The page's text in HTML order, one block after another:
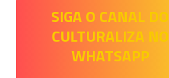
SIGA O CANAL DO
CULTURALIZA NO
WHATSAPP